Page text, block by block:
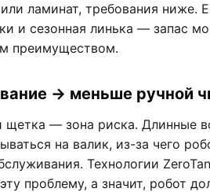
ламинат, требования ниже.
и сезонная линька — запас
преимуществом.
→ меньше ручной
— зона риска. Длинные
на валик, из-за чего
Технологии
проблему, а значит, робот